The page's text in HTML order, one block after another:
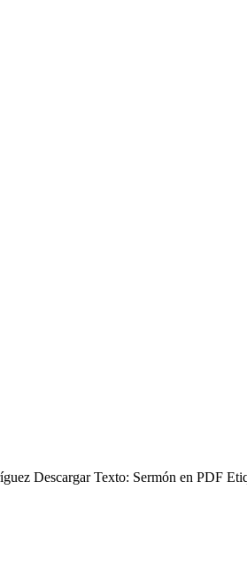
Descargar Texto: Sermón en PDF